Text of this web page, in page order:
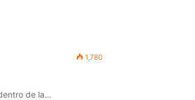
1,780
de la…